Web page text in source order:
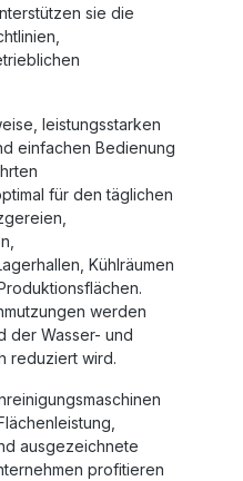
sie die
leistungsstarken
einfachen Bedienung
für den täglichen
Kühlräumen
werden
der Wasser- und
reduziert wird.
ausgezeichnete
profitieren